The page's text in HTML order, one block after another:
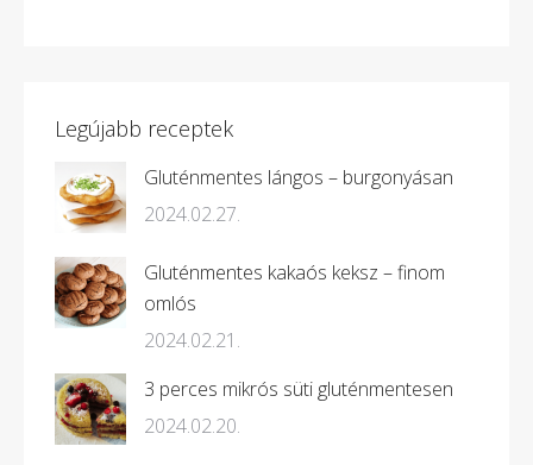
Legújabb receptek
Gluténmentes lángos – burgonyásan
2024.02.27.
Gluténmentes kakaós keksz – finom
omlós
2024.02.21.
3 perces mikrós süti gluténmentesen
2024.02.20.